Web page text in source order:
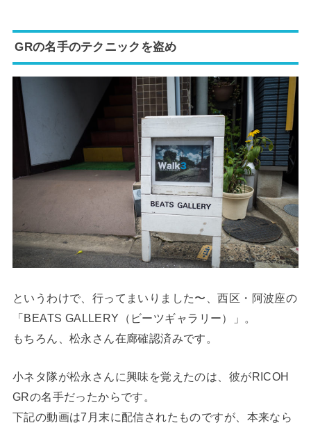
GRの名手のテクニックを盗め
というわけで、行ってまいりました〜、西区・阿波座の
「BEATS GALLERY（ビーツギャラリー）」。
もちろん、松永さん在廊確認済みです。
小ネタ隊が松永さんに興味を覚えたのは、彼がRICOH
GRの名手だったからです。
下記の動画は7月末に配信されたものですが、本来なら